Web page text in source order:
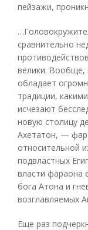
пейзажи,
сравнительно
велики. Вообще,
обладает
традиции,
исчезают
новую столицу
Ахетатон, —
относительной
подвластных
власти фараона
бога Атона и
возглавляемых
Еще раз